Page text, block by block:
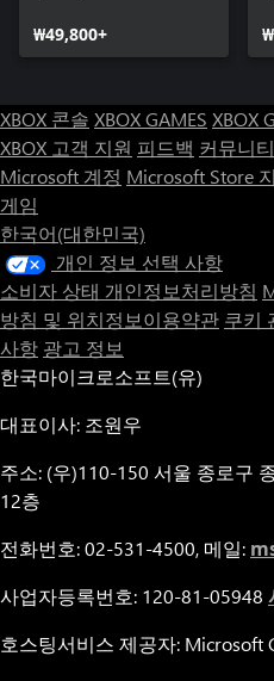
₩49,800+
XBOX 콘솔 XBOX GAMES XBOX
XBOX 고객 지원 피드백 커뮤니
Microsoft 계정 Microsoft Store
게임
한국어(대한민국)
개인 정보 선택 사항
소비자 상태 개인정보처리방침
방침 및 위치정보이용약관 쿠키
사항 광고 정보
한국마이크로소프트(유)
대표이사: 조원우
주소: (우)110-150 서울 종로구
12층
전화번호: 02-531-4500, 메일:
사업자등록번호: 120-81-05948
호스팅서비스 제공자: Microsoft